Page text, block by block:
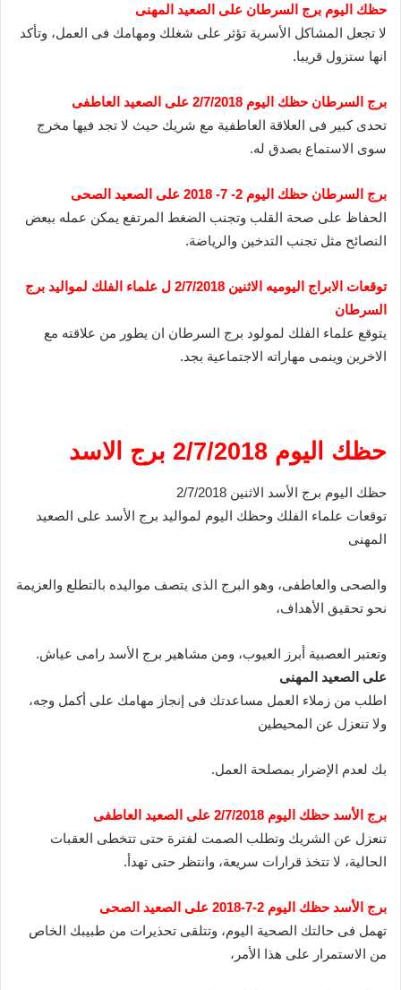
حظك اليوم برج السرطان على الصعيد المهنى
لا تجعل المشاكل الأسرية تؤثر على شغلك ومهامك فى العمل، وتأكد
انها ستزول قريبا.
برج السرطان حظك اليوم 2/7/2018 على الصعيد العاطفى
تحدى كبير فى العلاقة العاطفية مع شريك حيث لا تجد فيها مخرج
سوى الاستماع بصدق له.
برج السرطان حظك اليوم 2- 7- 2018 على الصعيد الصحى
الحفاظ على صحة القلب وتجنب الضغط المرتفع يمكن عمله ببعض
النصائح مثل تجنب التدخين والرياضة.
توقعات الابراج اليوميه الاثنين 2/7/2018 ل علماء الفلك لمواليد برج
السرطان
يتوقع علماء الفلك لمولود برج السرطان ان يطور من علاقته مع
الاخرين وينمى مهاراته الاجتماعية بجد.
حظك اليوم 2/7/2018 برج الاسد
حظك اليوم برج الأسد الاثنين 2/7/2018
توقعات علماء الفلك وحظك اليوم لمواليد برج الأسد على الصعيد
المهنى
والصحى والعاطفى، وهو البرج الذى يتصف مواليده بالتطلع والعزيمة
نحو تحقيق الأهداف،
وتعتبر العصبية أبرز العيوب، ومن مشاهير برج الأسد رامى عياش.
على الصعيد المهنى
اطلب من زملاء العمل مساعدتك فى إنجاز مهامك على أكمل وجه،
ولا تنعزل عن المحيطين
بك لعدم الإضرار بمصلحة العمل.
برج الأسد حظك اليوم 2/7/2018 على الصعيد العاطفى
تنعزل عن الشريك وتطلب الصمت لفترة حتى تتخطى العقبات
الحالية، لا تتخذ قرارات سريعة، وانتظر حتى تهدأ.
برج الأسد حظك اليوم 2-7-2018 على الصعيد الصحى
تهمل فى حالتك الصحية اليوم، وتتلقى تحذيرات من طبيبك الخاص
من الاستمرار على هذا الأمر،